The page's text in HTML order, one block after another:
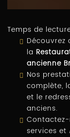
Temps de
Découvrez
la
ancienne
Nos
complète,
et le
anciens.
services et